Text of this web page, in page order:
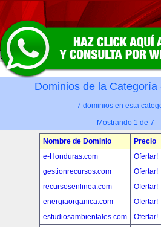
Dominios de la
7 dominios en esta
Mostrando 1 de 7
Nombre de Dominio
Precio
e-Honduras.com
Ofertar!
gestionrecursos.com
Ofertar!
recursosenlinea.com
Ofertar!
energiaorganica.com
Ofertar!
estudiosambientales.com
Ofertar!